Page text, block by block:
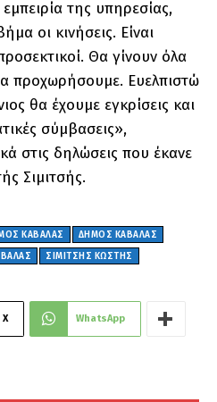
της υπηρεσίας,
οι κινήσεις. Είναι
Θα γίνουν όλα
προχωρήσουμε. Ευελπιστώ
θα έχουμε εγκρίσεις και
σύμβασεις»,
στις δηλώσεις που έκανε
Σιμιτσής.
ΚΑΒΑΛΑΣ
ΔΗΜΟΣ ΚΑΒΑΛΑΣ
ΣΙΜΙΤΣΗΣ ΚΩΣΤΗΣ
X WhatsApp